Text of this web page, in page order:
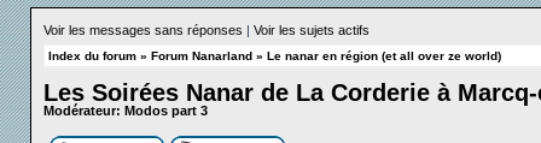
Voir les messages sans réponses | Voir les sujets actifs
Index du forum » Forum Nanarland » Le nanar en région (et all over ze world)
Les Soirées Nanar de La Corderie à
Modérateur: Modos part 3